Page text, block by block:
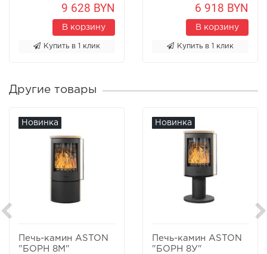
9 628 BYN
В корзину
Купить в 1 клик
6 918 BYN
В корзину
Купить в 1 клик
Другие товары
Новинка
Печь-камин ASTON
"БОРН 8М"
Новинка
Печь-камин ASTON
"БОРН 8У"